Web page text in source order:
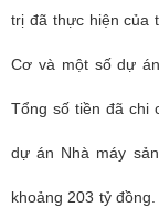
trị đã thực hiện của
Cơ và một số dự
Tổng số tiền đã chi
dự án Nhà máy
khoảng 203 tỷ